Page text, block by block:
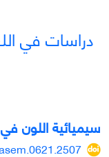
دراسات في
سيميائية اللون